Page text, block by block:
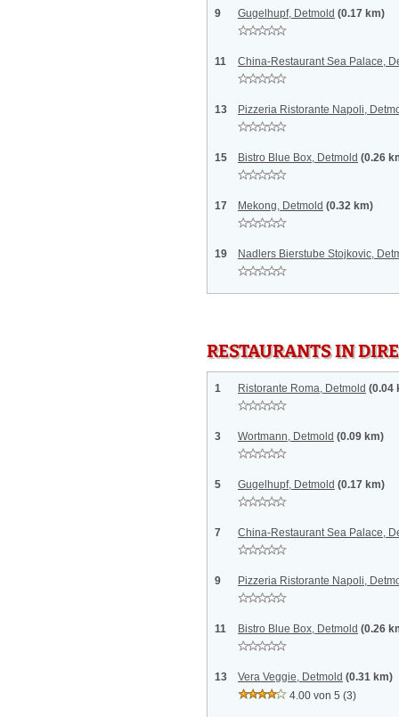
9 Gugelhupf, Detmold (0.17 km)
11 China-Restaurant Sea Palace,
13 Pizzeria Ristorante Napoli,
15 Bistro Blue Box, Detmold (0.26
17 Mekong, Detmold (0.32 km)
19 Nadlers Bierstube Stojkovic,
RESTAURANTS IN
1 Ristorante Roma, Detmold (0.04
3 Wortmann, Detmold (0.09 km)
5 Gugelhupf, Detmold (0.17 km)
7 China-Restaurant Sea Palace,
9 Pizzeria Ristorante Napoli,
11 Bistro Blue Box, Detmold (0.26
13 Vera Veggie, Detmold (0.31 km)
4.00 von 5 (3)